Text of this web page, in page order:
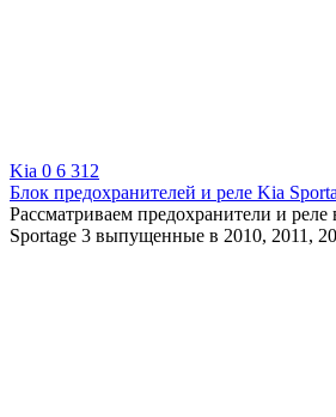
Kia 0 6 312
Блок предохранителей и реле Kia
Рассматриваем предохранители и реле
Sportage 3 выпущенные в 2010, 2011,